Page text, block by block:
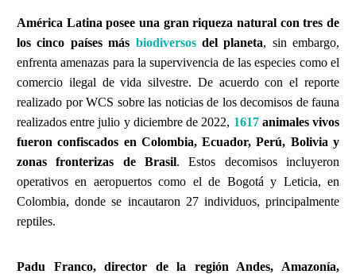
América Latina posee una gran riqueza natural con tres de
los cinco países más biodiversosdel planeta, sin embargo,
enfrenta amenazas para la supervivencia de las especies como el
comercio ilegal de vida silvestre. De acuerdo con el reporte
realizado por WCS sobre las noticias de los decomisos de fauna
realizados entre julio y diciembre de 2022, 1617animales vivos
fueron confiscados en Colombia, Ecuador, Perú, Bolivia y
zonas fronterizas de Brasil. Estos decomisos incluyeron
operativos en aeropuertos como el de Bogotá y Leticia, en
Colombia, donde se incautaron 27 individuos, principalmente
reptiles.
Padu Franco, director de la región Andes, Amazonía,